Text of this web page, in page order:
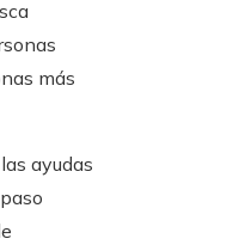
más
ayudas